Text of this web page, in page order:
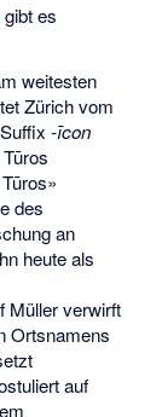
gibt es
weitesten
Zürich vom
-īcon
des
an
heute als
Müller verwirft
Ortsnamens
auf